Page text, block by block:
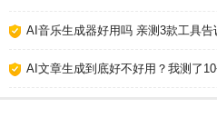
AI音乐生成器好用吗 亲测3款工具告
AI文章生成到底好不好用？我测了